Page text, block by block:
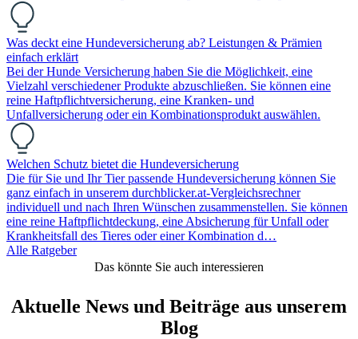
Was deckt eine Hundeversicherung ab? Leistungen & Prämien
einfach erklärt
Bei der Hunde Versicherung haben Sie die Möglichkeit, eine
Vielzahl verschiedener Produkte abzuschließen. Sie können eine
reine Haftpflichtversicherung, eine Kranken- und
Unfallversicherung oder ein Kombinationsprodukt auswählen.
Welchen Schutz bietet die Hundeversicherung
Die für Sie und Ihr Tier passende Hundeversicherung können Sie
ganz einfach in unserem durchblicker.at-Vergleichsrechner
individuell und nach Ihren Wünschen zusammenstellen. Sie können
eine reine Haftpflichtdeckung, eine Absicherung für Unfall oder
Krankheitsfall des Tieres oder einer Kombination d…
Alle Ratgeber
Das könnte Sie auch interessieren
Aktuelle News und Beiträge aus unserem
Blog